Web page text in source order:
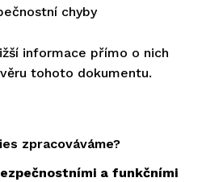
chyby
informace přímo o nich
tohoto dokumentu.
zpracováváme?
a funkčními